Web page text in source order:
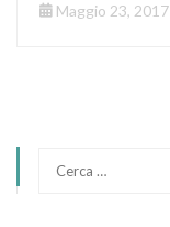
Maggio 23, 2017